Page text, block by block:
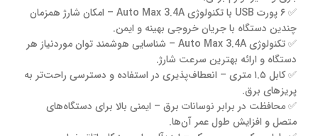
✅ ۶ پورت USB با تکنولوژی Auto Max 3.4A – امکان شارژ همزمان
چندین دستگاه با جریان خروجی بهینه و ایمن.
✅ تکنولوژی Auto Max 3.4A – شناسایی هوشمند توان موردنیاز هر
دستگاه و ارائه بهترین سرعت شارژ.
✅ کابل ۱.۵ متری – انعطاف‌پذیری در استفاده و دسترسی راحت‌تر به
پریزهای برق.
✅ محافظت در برابر نوسانات برق – ایمنی بالا برای دستگاه‌های
متصل و افزایش طول عمر آن‌ها.